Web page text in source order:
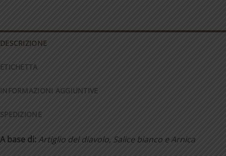
DESCRIZIONE
ETICHETTA
INFORMAZIONI AGGIUNTIVE
SPEDIZIONE
A base di:Artiglio del diavolo, Salice bianco eArnica